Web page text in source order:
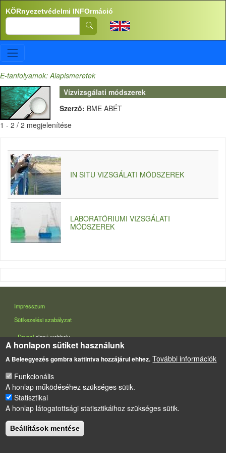
Ugrás a tartalomra
KÖRnyezetvédelmi INFOrmáció
Search
E-tanfolyamok: Alapismeretek
Vízvizsgálati módszerek
Szerző: BME ABÉT
1 - 2 / 2 megjelenítése
IN SITU VIZSGÁLATI MÓDSZEREK
LABORATÓRIUMI VIZSGÁLATI
MÓDSZEREK
LÁBLÉC
Impresszum
Sütikezelési szabályzat
Drupalalapú webhely
A honlapon sütiket használunk
A Beleegyezés gombra kattintva hozzájárul ehhez. További információk
Funkcionális
A honlap működéséhez szükséges sütik.
Statisztikai
A honlap látogatottsági statisztikáihoz szükséges sütik.
Beállítások mentése